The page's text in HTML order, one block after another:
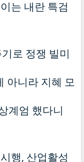
는 내란 특검
로 정쟁 빌미
아니라 지혜 모
계엄 했다니
행, 산업활성